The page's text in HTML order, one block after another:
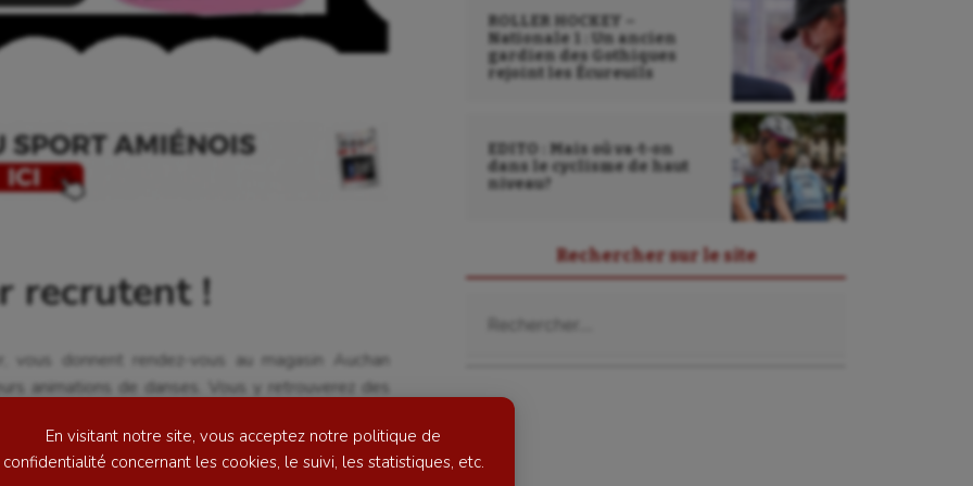
En visitant notre site, vous acceptez notre politique de
confidentialité concernant les cookies, le suivi, les statistiques, etc.
Moto
Natation artistique
Sauvetage sportif
Sport adapté
recrutent !
vous donnent rendez-vous au magasin Auchan
animations de danses. Vous y retrouverez des
que des défilés.
ROLLER HOCKEY –
Nationale 1 : Un ancien
gardien des Gothiques
rejoint les Écureuils
EDITO : Mais où va-t-on
dans le cyclisme de haut
niveau?
Rechercher sur le site